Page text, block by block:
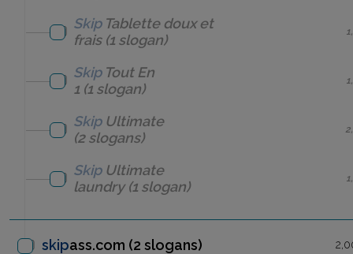
Skip Tablette doux et
frais(1 slogan)
Skip Tout En
1 (1 slogan)
Skip Ultimate
(2 slogans)
Skip Ultimate
laundry(1 slogan)
skipass.com (2 slogans)